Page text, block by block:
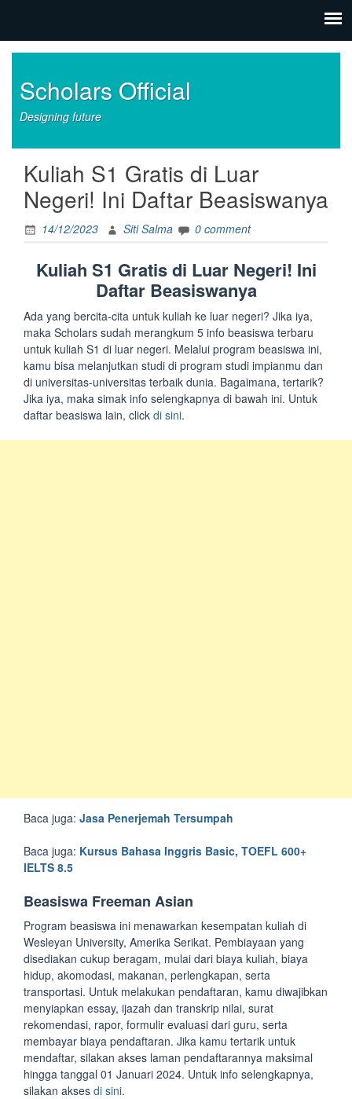
Scholars Official
Designing future
Kuliah S1 Gratis di Luar
Negeri! Ini Daftar Beasiswanya
14/12/2023 Siti Salma 0 comment
Kuliah S1 Gratis di Luar Negeri! Ini
Daftar Beasiswanya
Ada yang bercita-cita untuk kuliah ke luar negeri? Jika iya,
maka Scholars sudah merangkum 5 info beasiswa terbaru
untuk kuliah S1 di luar negeri. Melalui program beasiswa ini,
kamu bisa melanjutkan studi di program studi impianmu dan
di universitas-universitas terbaik dunia. Bagaimana, tertarik?
Jika iya, maka simak info selengkapnya di bawah ini. Untuk
daftar beasiswa lain, click di sini.
Baca juga: Jasa Penerjemah Tersumpah
Baca juga: Kursus Bahasa Inggris Basic, TOEFL 600+
IELTS 8.5
Beasiswa Freeman Asian
Program beasiswa ini menawarkan kesempatan kuliah di
Wesleyan University, Amerika Serikat. Pembiayaan yang
disediakan cukup beragam, mulai dari biaya kuliah, biaya
hidup, akomodasi, makanan, perlengkapan, serta
transportasi. Untuk melakukan pendaftaran, kamu diwajibkan
menyiapkan essay, ijazah dan transkrip nilai, surat
rekomendasi, rapor, formulir evaluasi dari guru, serta
membayar biaya pendaftaran. Jika kamu tertarik untuk
mendaftar, silakan akses laman pendaftarannya maksimal
hingga tanggal 01 Januari 2024. Untuk info selengkapnya,
silakan akses di sini.